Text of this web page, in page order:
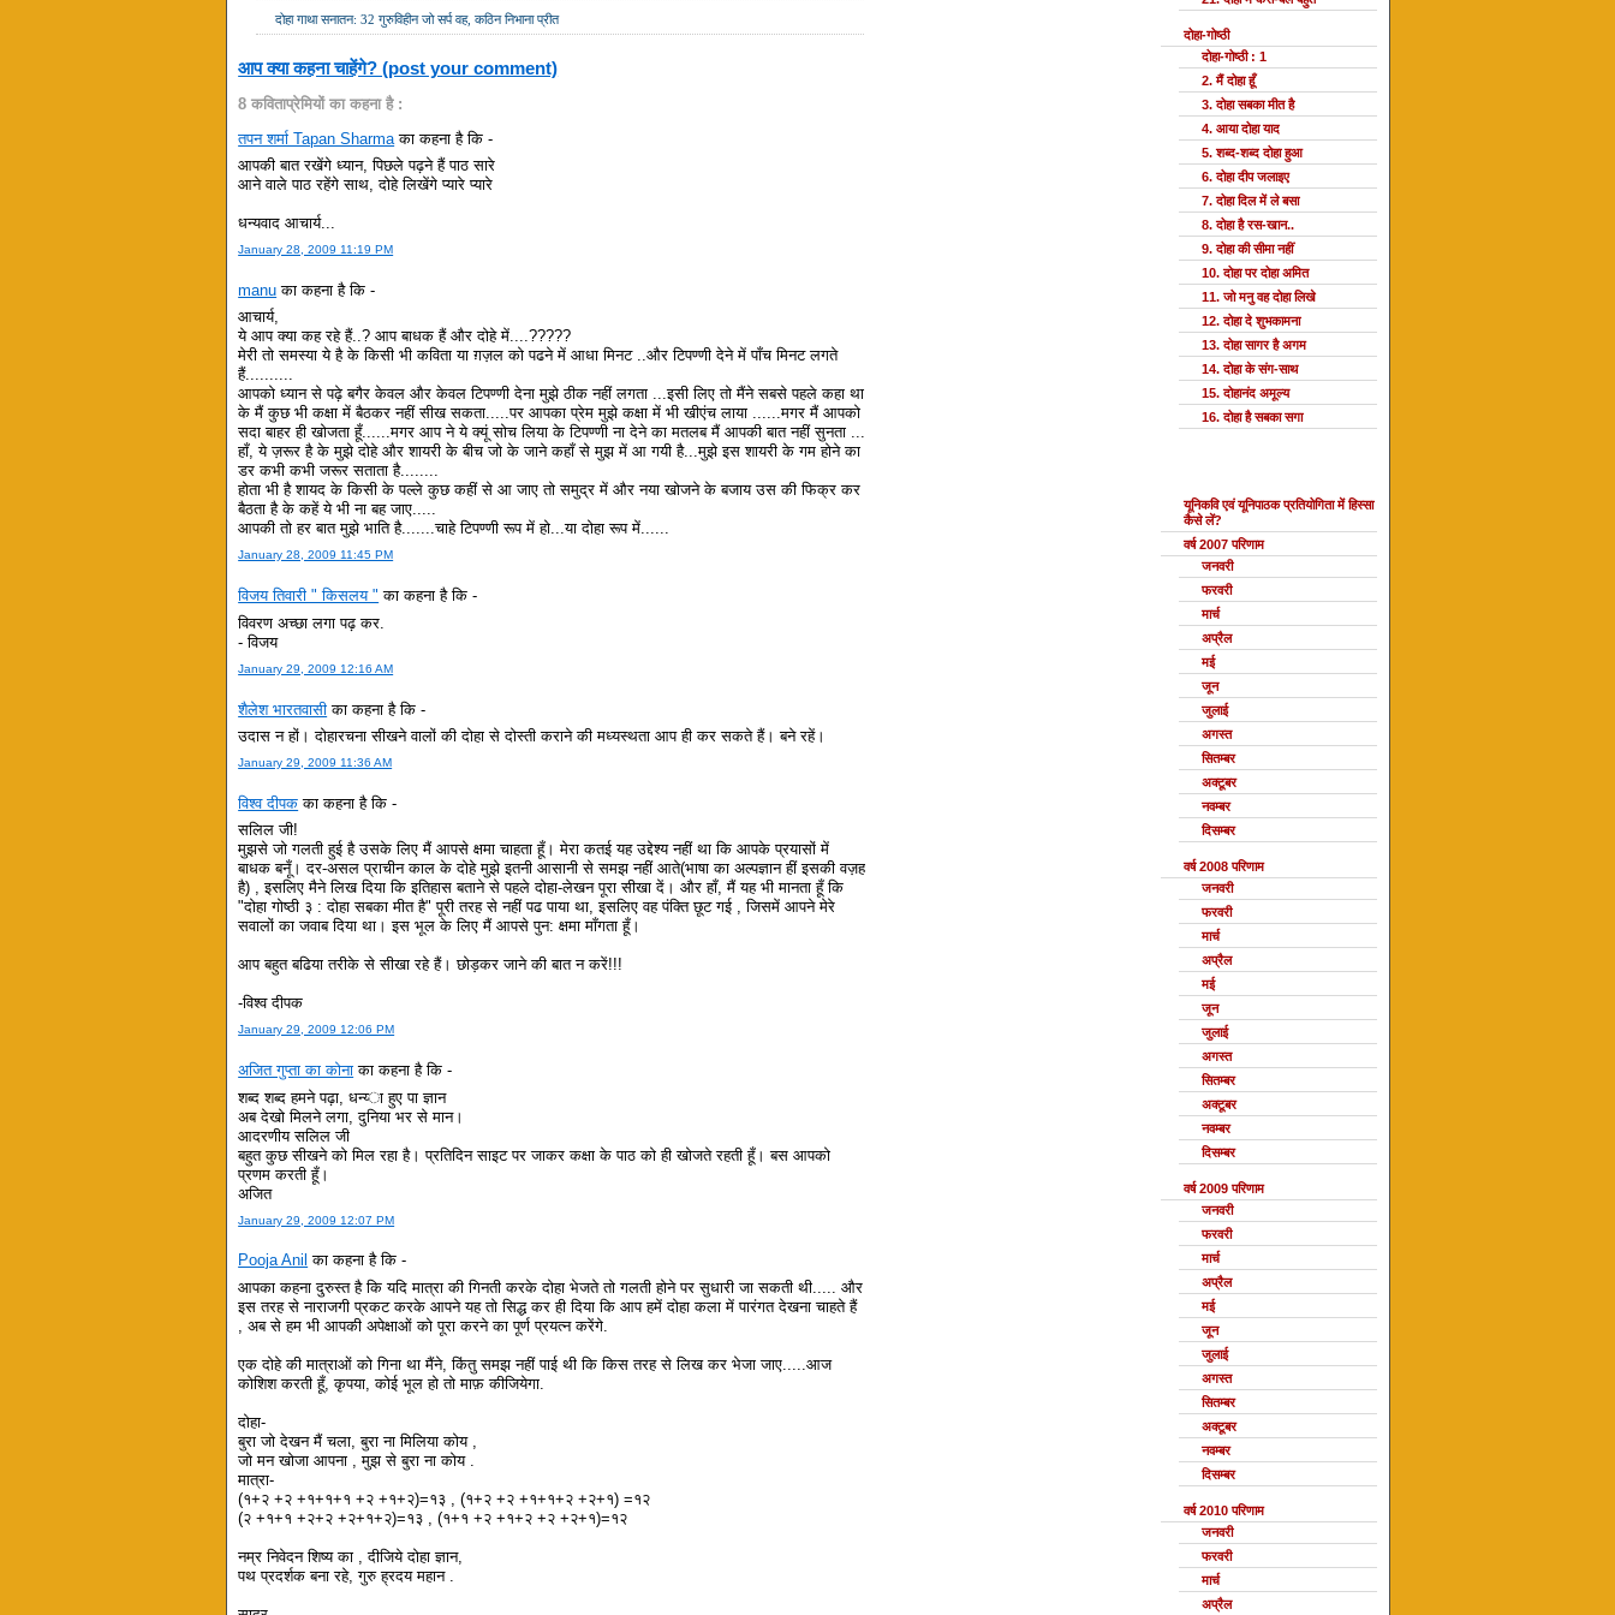
दोहा गाथा सनातन: 32 गुरुविहीन जो सर्प वह, कठिन निभाना प्रीत
आप क्या कहना चाहेंगे? (post your comment)
8 कविताप्रेमियों का कहना है :
तपन शर्मा Tapan Sharma का कहना है कि -
आपकी बात रखेंगे ध्यान, पिछले पढ़ने हैं पाठ सारे
आने वाले पाठ रहेंगे साथ, दोहे लिखेंगे प्यारे प्यारे
धन्यवाद आचार्य...
January 28, 2009 11:19 PM
manu का कहना है कि -
आचार्य,
ये आप क्या कह रहे हैं..? आप बाधक हैं और दोहे में....?????
मेरी तो समस्या ये है के किसी भी कविता या ग़ज़ल को पढने में आधा मिनट ..और टिपण्णी देने में पाँच मिनट लगते
हैं..........
आपको ध्यान से पढ़े बगैर केवल और केवल टिपण्णी देना मुझे ठीक नहीं लगता ...इसी लिए तो मैंने सबसे पहले कहा था
के मैं कुछ भी कक्षा में बैठकर नहीं सीख सकता.....पर आपका प्रेम मुझे कक्षा में भी खीएंच लाया ......मगर मैं आपको
सदा बाहर ही खोजता हूँ......मगर आप ने ये क्यूं सोच लिया के टिपण्णी ना देने का मतलब मैं आपकी बात नहीं सुनता ...
हाँ, ये ज़रूर है के मुझे दोहे और शायरी के बीच जो के जाने कहाँ से मुझ में आ गयी है...मुझे इस शायरी के गम होने का
डर कभी कभी जरूर सताता है........
होता भी है शायद के किसी के पल्ले कुछ कहीं से आ जाए तो समुद्र में और नया खोजने के बजाय उस की फिक्र कर
बैठता है के कहें ये भी ना बह जाए.....
आपकी तो हर बात मुझे भाति है.......चाहे टिपण्णी रूप में हो...या दोहा रूप में......
January 28, 2009 11:45 PM
विजय तिवारी " किसलय " का कहना है कि -
विवरण अच्छा लगा पढ़ कर.
- विजय
January 29, 2009 12:16 AM
शैलेश भारतवासी का कहना है कि -
उदास न हों। दोहारचना सीखने वालों की दोहा से दोस्ती कराने की मध्यस्थता आप ही कर सकते हैं। बने रहें।
January 29, 2009 11:36 AM
विश्व दीपक का कहना है कि -
सलिल जी!
मुझसे जो गलती हुई है उसके लिए मैं आपसे क्षमा चाहता हूँ। मेरा कतई यह उद्देश्य नहीं था कि आपके प्रयासों में
बाधक बनूँ। दर-असल प्राचीन काल के दोहे मुझे इतनी आसानी से समझ नहीं आते(भाषा का अल्पज्ञान हीं इसकी वज़ह
है) , इसलिए मैने लिख दिया कि इतिहास बताने से पहले दोहा-लेखन पूरा सीखा दें। और हाँ, मैं यह भी मानता हूँ कि
"दोहा गोष्ठी ३ : दोहा सबका मीत है" पूरी तरह से नहीं पढ पाया था, इसलिए वह पंक्ति छूट गई , जिसमें आपने मेरे
सवालों का जवाब दिया था। इस भूल के लिए मैं आपसे पुन: क्षमा माँगता हूँ।
आप बहुत बढिया तरीके से सीखा रहे हैं। छोड़कर जाने की बात न करें!!!
-विश्व दीपक
January 29, 2009 12:06 PM
अजित गुप्ता का कोना का कहना है कि -
शब्‍द शब्‍द हमने पढ़ा, धन्‍य्‍ा हुए पा ज्ञान
अब देखो मिलने लगा, दुनिया भर से मान।
आदरणीय सलिल जी
बहुत कुछ सीखने को मिल रहा है। प्रतिदिन साइट पर जाकर कक्षा के पाठ को ही खोजते रहती हूँ। बस आपको
प्रणम करती हूँ।
अजित
January 29, 2009 12:07 PM
Pooja Anil का कहना है कि -
आपका कहना दुरुस्त है कि यदि मात्रा की गिनती करके दोहा भेजते तो गलती होने पर सुधारी जा सकती थी..... और
इस तरह से नाराजगी प्रकट करके आपने यह तो सिद्ध कर ही दिया कि आप हमें दोहा कला में पारंगत देखना चाहते हैं
, अब से हम भी आपकी अपेक्षाओं को पूरा करने का पूर्ण प्रयत्न करेंगे.
एक दोहे की मात्राओं को गिना था मैंने, किंतु समझ नहीं पाई थी कि किस तरह से लिख कर भेजा जाए.....आज
कोशिश करती हूँ, कृपया, कोई भूल हो तो माफ़ कीजियेगा.
दोहा-
बुरा जो देखन मैं चला, बुरा ना मिलिया कोय ,
जो मन खोजा आपना , मुझ से बुरा ना कोय .
मात्रा-
(१+२ +२ +१+१+१ +२ +१+२)=१३ , (१+२ +२ +१+१+२ +२+१) =१२
(२ +१+१ +२+२ +२+१+२)=१३ , (१+१ +२ +१+२ +२ +२+१)=१२
नम्र निवेदन शिष्य का , दीजिये दोहा ज्ञान,
पथ प्रदर्शक बना रहे, गुरु ह्रदय महान .
दोहा-गोष्ठी
दोहा-गोष्ठी : 1
2. मैं दोहा हूँ
3. दोहा सबका मीत है
4. आया दोहा याद
5. शब्द-शब्द दोहा हुआ
6. दोहा दीप जलाइए
7. दोहा दिल में ले बसा
8. दोहा है रस-खान..
9. दोहा की सीमा नहीं
10. दोहा पर दोहा अमित
11. जो मनु वह दोहा लिखे
12. दोहा दे शुभकामना
13. दोहा सागर है अगम
14. दोहा के संग-साथ
15. दोहानंद अमूल्य
16. दोहा है सबका सगा
यूनिकवि एवं यूनिपाठक प्रतियोगिता में हिस्सा
कैसे लें?
वर्ष 2007 परिणाम
जनवरी
फरवरी
मार्च
अप्रैल
मई
जून
जुलाई
अगस्त
सितम्बर
अक्टूबर
नवम्बर
दिसम्बर
वर्ष 2008 परिणाम
जनवरी
फरवरी
मार्च
अप्रैल
मई
जून
जुलाई
अगस्त
सितम्बर
अक्टूबर
नवम्बर
दिसम्बर
वर्ष 2009 परिणाम
जनवरी
फरवरी
मार्च
अप्रैल
मई
जून
जुलाई
अगस्त
सितम्बर
अक्टूबर
नवम्बर
दिसम्बर
वर्ष 2010 परिणाम
जनवरी
फरवरी
मार्च
अप्रैल